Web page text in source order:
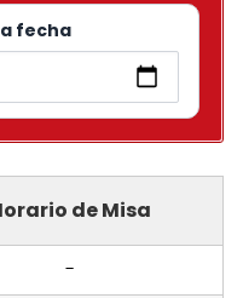
fecha
de Misa
-